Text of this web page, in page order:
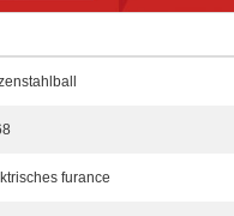
furance